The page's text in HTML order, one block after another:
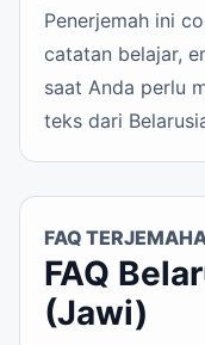
Penerjemah ini
catatan belajar,
saat Anda perlu
teks dari
FAQ
FAQ
(Jawi)